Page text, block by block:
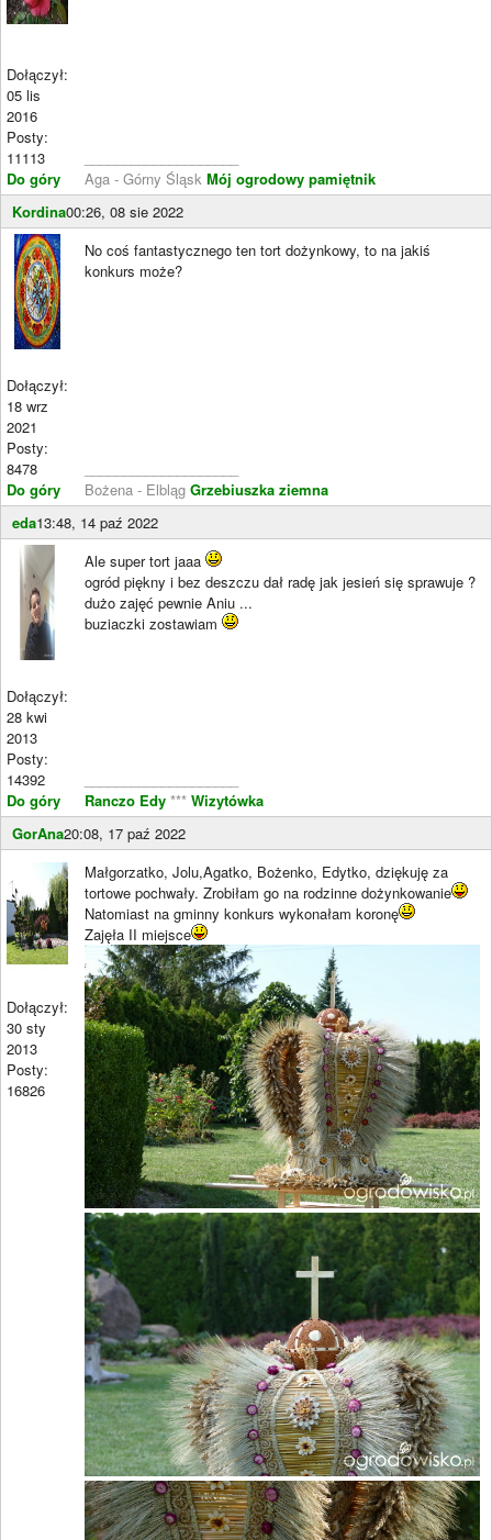
Dołączył:
05 lis
2016
Posty:
11113
Do góry
Aga - Górny Śląsk Mój ogrodowy pamiętnik
Kordina00:26, 08 sie 2022
Dołączył:
18 wrz
2021
Posty:
8478
Do góry
No coś fantastycznego ten tort dożynkowy, to na jakiś
konkurs może?
Bożena - Elbląg Grzebiuszka ziemna
eda13:48, 14 paź 2022
Dołączył:
28 kwi
2013
Posty:
14392
Do góry
Ale super tort jaaa
ogród piękny i bez deszczu dał radę jak jesień się sprawuje ?
dużo zajęć pewnie Aniu ...
buziaczki zostawiam
Ranczo Edy *** Wizytówka
GorAna20:08, 17 paź 2022
Dołączył:
30 sty
2013
Posty:
16826
Małgorzatko, Jolu,Agatko, Bożenko, Edytko, dziękuję za
tortowe pochwały. Zrobiłam go na rodzinne dożynkowanie
Natomiast na gminny konkurs wykonałam koronę
Zajęła II miejsce